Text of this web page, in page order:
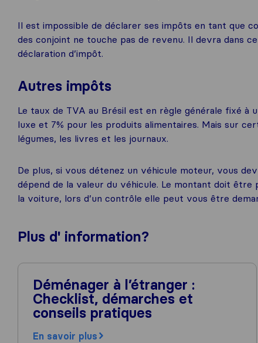
Il est impossible de déclarer ses impôts en tant que
des conjoint ne touche pas de revenu. Il devra dans
déclaration d’impôt.
Autres impôts
Le taux de TVA au Brésil est en règle générale fixé à
luxe et 7% pour les produits alimentaires. Mais sur
légumes, les livres et les journaux.
De plus, si vous détenez un véhicule moteur, vous
dépend de la valeur du véhicule. Le montant doit
la voiture, lors d’un contrôle elle peut vous être
Plus d' information?
Déménager à l’étranger :
Checklist, démarches et
conseils pratiques
En savoir plus